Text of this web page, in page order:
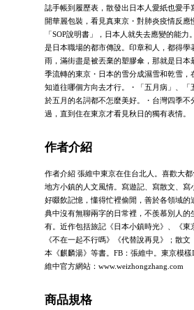
誌手帳到履歷表，散發出日本人愛紙也愛
開華麗包裝，看見真東京・對肺炎疫情反應
「SOP說明書」，日本人就失去應變的能力
是日本職場的都市傳說。印章和人，都得學
雨，滿街盡是被丟棄的塑膠傘，那就是日
季流轉的東京・日本的雪分成濕雪和乾雪，
知道往哪個方向去才行。・「五月病」、
於五月的名詞都不怎麼美好。・台灣四季不
過，直到住在東京才看見秋日的獨有表情。
作者介紹
作者介紹 張維中東京在住台北人。喜歡大
地方小鎮的人文風情。寫遊記、寫散文、寫
好啜飲記憶，懂得忙裡偷閒，善於各領域的
典中沒有無聊兩字的日常裡，不羨慕別人的
有。近作包括旅記《日本小鎮時光》、《東
《不在一起不行嗎》《代替說再見》；散
本《麒麟湯》等書。FB：張維中。東京模樣
維中官方網站：www.weizhongzhang.com
商品規格